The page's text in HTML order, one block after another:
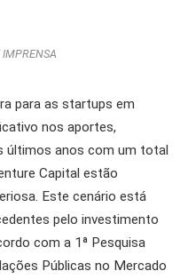
IMPRENSA
para as startups em
nos aportes,
últimos anos com um total
Capital estão
Este cenário está
pelo investimento
com a 1ª Pesquisa
Públicas no Mercado